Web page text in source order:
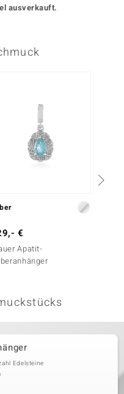
ausverkauft.
€
Apatit-
Edelsteine